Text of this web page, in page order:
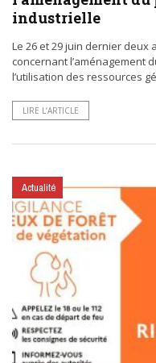
industrielle
Le 26 et 29 juin dernier
concernant l’aménagement
l’utilisation des ressources
LIRE L’ARTICLE
Actualité